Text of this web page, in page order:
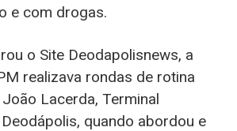
e com drogas.
o Site Deodapolisnews, a
realizava rondas de rotina
Lacerda, Terminal
quando abordou e